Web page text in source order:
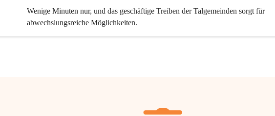
Wenige Minuten nur, und das geschäftige Treiben der Talgemeinden sorgt für
abwechslungsreiche Möglichkeiten.